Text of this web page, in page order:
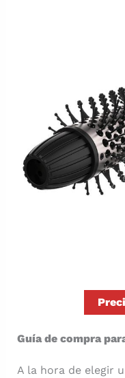
Guía de compra
A la hora de elegir